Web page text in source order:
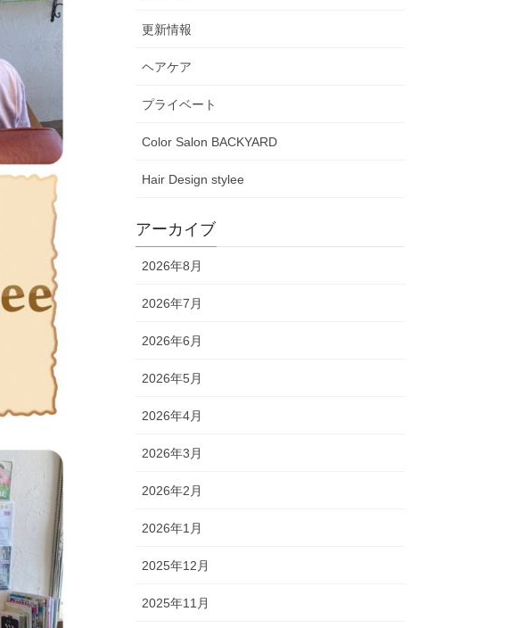
更新情報
ヘアケア
プライベート
Color Salon BACKYARD
Hair Design stylee
アーカイブ
2026年8月
2026年7月
2026年6月
2026年5月
2026年4月
2026年3月
2026年2月
2026年1月
2025年12月
2025年11月